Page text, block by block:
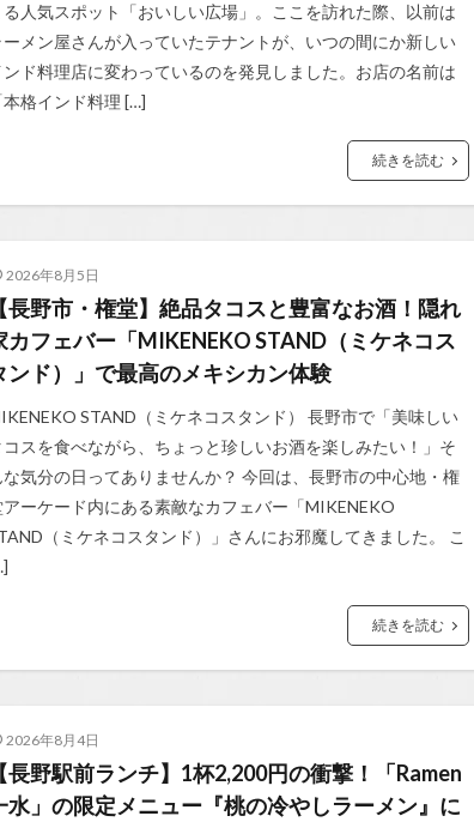
る人気スポット「おいしい広場」。ここを訪れた際、以前は
ーメン屋さんが入っていたテナントが、いつの間にか新しい
ンド料理店に変わっているのを発見しました。お店の名前は
本格インド料理 […]
続きを読む
2026年8月5日
長野市・権堂】絶品タコスと豊富なお酒！隠れ
カフェバー「MIKENEKO STAND（ミケネコス
ンド）」で最高のメキシカン体験
STAND（ミケネコスタンド） 長野市で「美味しい
コスを食べながら、ちょっと珍しいお酒を楽しみたい！」そ
な気分の日ってありませんか？ 今回は、長野市の中心地・権
アーケード内にある素敵なカフェバー「MIKENEKO
（ミケネコスタンド）」さんにお邪魔してきました。 こ
続きを読む
2026年8月4日
長野駅前ランチ】1杯2,200円の衝撃！「Ramen
水」の限定メニュー『桃の冷やしラーメン』に